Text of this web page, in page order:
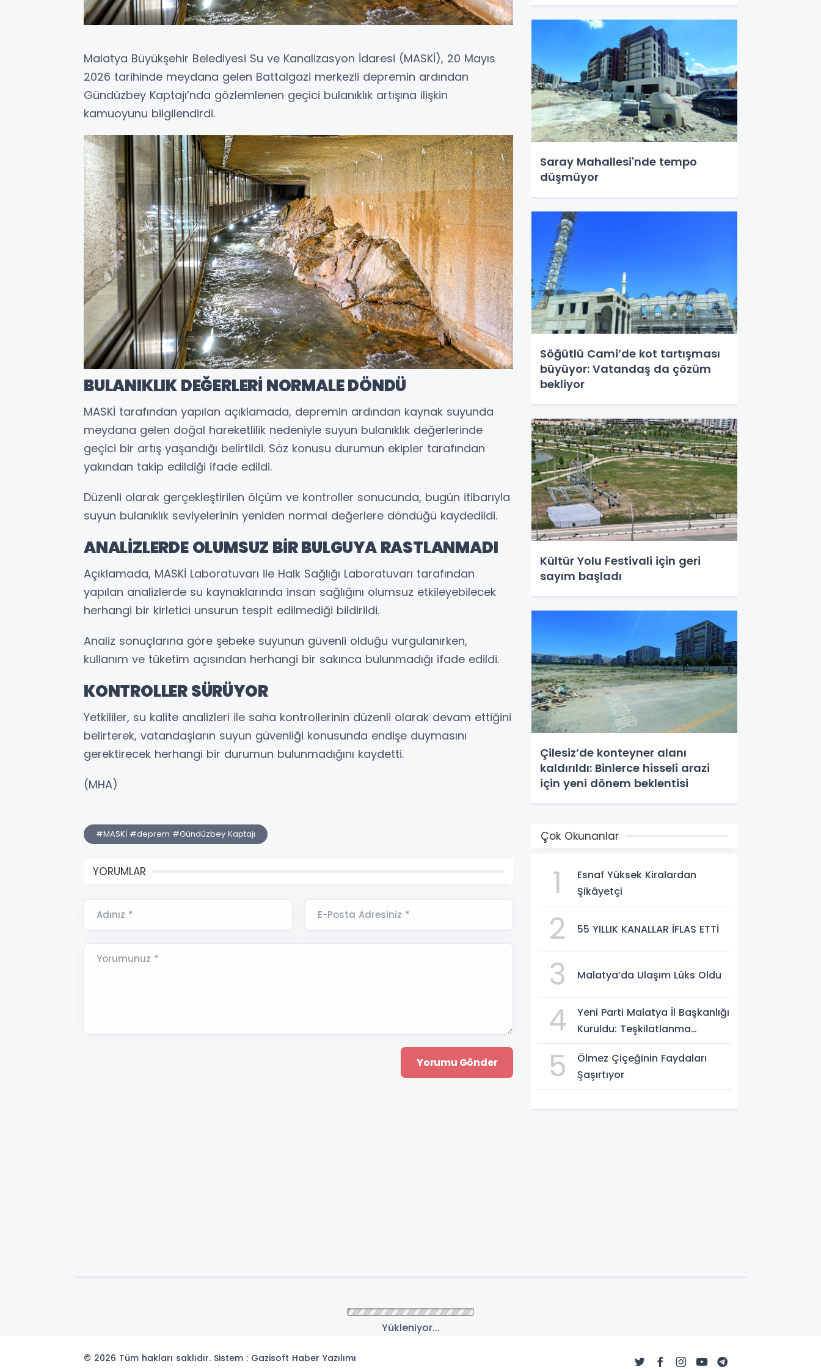
Malatya Büyükşehir Belediyesi Su ve Kanalizasyon İdaresi (MASKİ), 20 Mayıs
2026 tarihinde meydana gelen Battalgazi merkezli depremin ardından
Gündüzbey Kaptajı’nda gözlemlenen geçici bulanıklık artışına ilişkin
kamuoyunu bilgilendirdi.
BULANIKLIK DEĞERLERİ NORMALE DÖNDÜ
MASKİ tarafından yapılan açıklamada, depremin ardından kaynak suyunda
meydana gelen doğal hareketlilik nedeniyle suyun bulanıklık değerlerinde
geçici bir artış yaşandığı belirtildi. Söz konusu durumun ekipler tarafından
yakından takip edildiği ifade edildi.
Düzenli olarak gerçekleştirilen ölçüm ve kontroller sonucunda, bugün itibarıyla
suyun bulanıklık seviyelerinin yeniden normal değerlere döndüğü kaydedildi.
ANALİZLERDE OLUMSUZ BİR BULGUYA RASTLANMADI
Açıklamada, MASKİ Laboratuvarı ile Halk Sağlığı Laboratuvarı tarafından
yapılan analizlerde su kaynaklarında insan sağlığını olumsuz etkileyebilecek
herhangi bir kirletici unsurun tespit edilmediği bildirildi.
Analiz sonuçlarına göre şebeke suyunun güvenli olduğu vurgulanırken,
kullanım ve tüketim açısından herhangi bir sakınca bulunmadığı ifade edildi.
KONTROLLER SÜRÜYOR
Yetkililer, su kalite analizleri ile saha kontrollerinin düzenli olarak devam ettiğini
belirterek, vatandaşların suyun güvenliği konusunda endişe duymasını
gerektirecek herhangi bir durumun bulunmadığını kaydetti.
(MHA)
#MASKİ #deprem #Gündüzbey Kaptajı
YORUMLAR
Adınız * E-Posta Adresiniz *
Yorumunuz *
Saray Mahallesi'nde tempo
düşmüyor
Söğütlü Cami’de kot tartışması
büyüyor: Vatandaş da çözüm
bekliyor
Kültür Yolu Festivali için geri
sayım başladı
Çilesiz’de konteyner alanı
kaldırıldı: Binlerce hisseli arazi
için yeni dönem beklentisi
Çok Okunanlar
1
Esnaf Yüksek Kiralardan
Şikâyetçi
2 55 YILLIK KANALLAR İFLAS ETTİ
3 Malatya’da Ulaşım Lüks Oldu
4
Yeni Parti Malatya İl Başkanlığı
Kuruldu: Teşkilatlanma
5
Ölmez Çiçeğinin Faydaları
Şaşırtıyor
Yükleniyor...
© 2026 Tüm hakları saklıdır. Sistem : Gazisoft Haber Yazılımı